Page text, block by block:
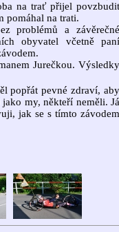
na trať přijel povzbudit
pomáhal na trati.
problémů a závěrečné
obyvatel včetně paní
Jurečkou. Výsledky
popřát pevné zdraví, aby
my, někteří neměli. Já
jak se s tímto závodem